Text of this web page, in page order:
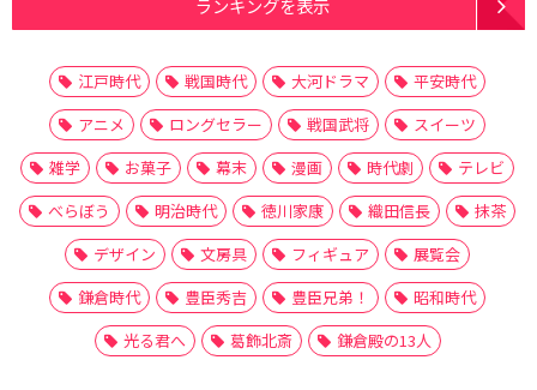
ランキングを表示
江戸時代 戦国時代 大河ドラマ
平安時代
アニメ
ロングセラー 戦国武将
スイーツ
雑学
お菓子 幕末 漫画 時代劇
テレビ
べらぼう
明治時代 徳川家康 織田信長
抹茶
デザイン
文房具 フィギュア
展覧会
鎌倉時代
豊臣秀吉 豊臣兄弟！
昭和時代
光る君へ
葛飾北斎 鎌倉殿の13人